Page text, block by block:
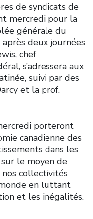
de syndicats de
mercredi pour la
générale du
deux journées
chef
s’adressera aux
suivi par des
et la prof.
porteront
canadienne des
dans les
le moyen de
collectivités
en luttant
et les inégalités.